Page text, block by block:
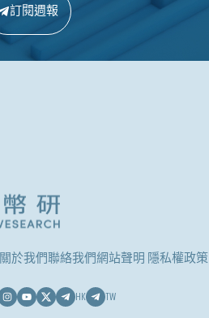
訂閱週報
關於我們聯絡我們網站聲明 隱私權政策
HK TW